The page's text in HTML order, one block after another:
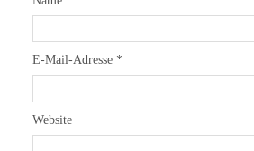
E-Mail-Adresse *
Website